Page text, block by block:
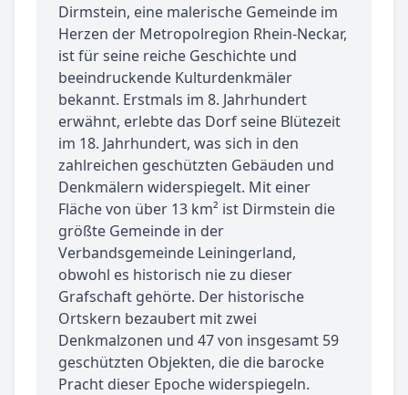
Dirmstein, eine malerische Gemeinde im
Herzen der Metropolregion Rhein-Neckar,
ist für seine reiche Geschichte und
beeindruckende Kulturdenkmäler
bekannt. Erstmals im 8. Jahrhundert
erwähnt, erlebte das Dorf seine Blütezeit
im 18. Jahrhundert, was sich in den
zahlreichen geschützten Gebäuden und
Denkmälern widerspiegelt. Mit einer
Fläche von über 13 km² ist Dirmstein die
größte Gemeinde in der
Verbandsgemeinde Leiningerland,
obwohl es historisch nie zu dieser
Grafschaft gehörte. Der historische
Ortskern bezaubert mit zwei
Denkmalzonen und 47 von insgesamt 59
geschützten Objekten, die die barocke
Pracht dieser Epoche widerspiegeln.